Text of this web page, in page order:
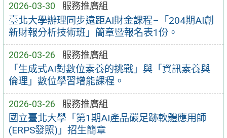
2026-03-30 服務推廣組
臺北大學辦理同步遠距AI財金課程–「204期AI創
新財報分析技術班」簡章暨報名表1份。
2026-03-26 服務推廣組
「生成式AI對數位素養的挑戰」與「資訊素養與
倫理」數位學習增能課程。
2026-03-26 服務推廣組
國立臺北大學「第1期AI產品碳足跡軟體應用師
(ERPS發照)」招生簡章